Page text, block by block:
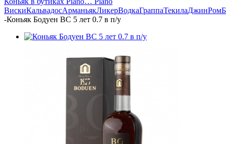
ВискиКальвадосАрманьякЛикерВодкаГраппаТекилаДжинРом
-Коньяк Бодуен ВС 5 лет 0.7 в п/у